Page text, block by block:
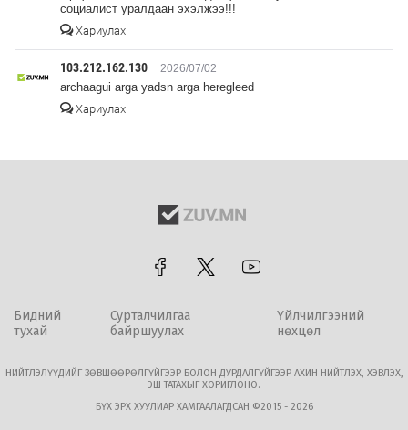
социалист уралдаан эхэлжээ!!!
Хариулах
103.212.162.130 2026/07/02
archaagui arga yadsn arga heregleed
Хариулах
Бидний
тухай
Сурталчилгаа
байршуулах
Үйлчилгээний
нөхцөл
НИЙТЛЭЛҮҮДИЙГ ЗӨВШӨӨРӨЛГҮЙГЭЭР БОЛОН ДУРДАЛГҮЙГЭЭР АХИН НИЙТЛЭХ, ХЭВЛЭХ,
ЭШ ТАТАХЫГ ХОРИГЛОНО.
БҮХ ЭРХ ХУУЛИАР ХАМГААЛАГДСАН ©2015 - 2026